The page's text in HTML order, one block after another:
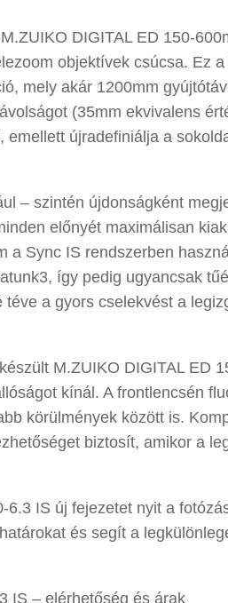
DIGITAL ED 150-
objektívek csúcsa. Ez
mely akár 1200mm
(35mm ekvivalens
újradefiniálja a
– szintén újdonságként
előnyét maximálisan
a Sync IS rendszerben
így pedig ugyancsak
a gyors cselekvést a
M.ZUIKO DIGITAL ED
kínál. A frontlencsén
körülmények között is.
biztosít, amikor a
IS új fejezetet nyit a
és segít a
IS – elérhetőség és árak